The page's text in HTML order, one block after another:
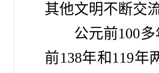
其他文明不断交
公元前100
前138年和119